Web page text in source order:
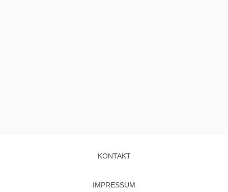
KONTAKT
IMPRESSUM